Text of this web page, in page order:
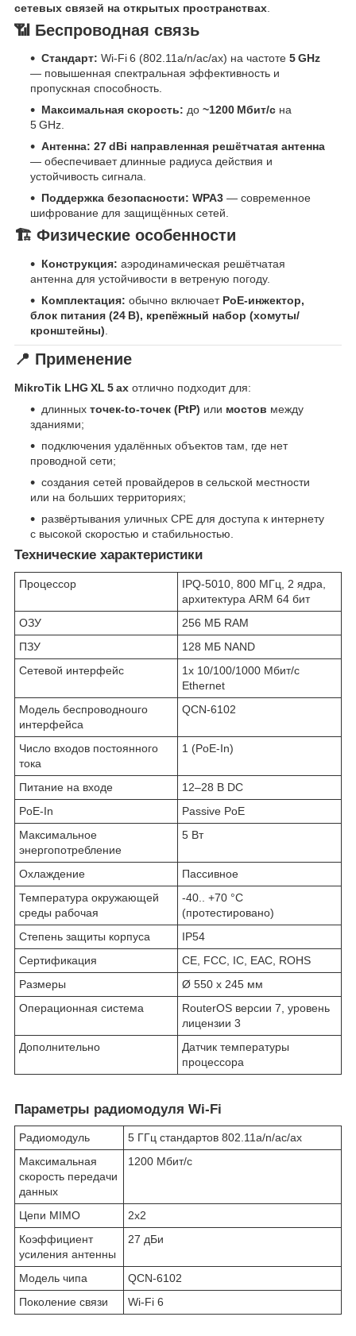
сетевых связей на открытых пространствах
📶 Беспроводная связь
Стандарт: Wi‑Fi 6 (802.11a/n/ac/ax) на частоте 5 GHz
— повышенная спектральная эффективность и
пропускная способность.
Максимальная скорость: до ~1200 Мбит/с на
5 GHz.
Антенна: 27 dBi направленная решётчатая антенна
— обеспечивает длинные радиуса действия и
устойчивость сигнала.
Поддержка безопасности: WPA3 — современное
шифрование для защищённых сетей.
🏗 Физические особенности
Конструкция: аэродинамическая решётчатая
антенна для устойчивости в ветреную погоду.
Комплектация: обычно включает PoE‑инжектор,
блок питания (24 В), крепёжный набор (хомуты/
кронштейны)
📍 Применение
MikroTik LHG XL 5 ax отлично подходит для:
длинных точек‑to‑точек (PtP) или мостов между
зданиями;
подключения удалённых объектов там, где нет
проводной сети;
создания сетей провайдеров в сельской местности
или на больших территориях;
развёртывания уличных CPE для доступа к интернету
с высокой скоростью и стабильностью.
Технические характеристики
Процессор
IPQ-5010, 800 MГц, 2 ядра,
архитектура ARM 64 бит
ОЗУ
256 МБ RAM
ПЗУ
128 МБ NAND
Сетевой интерфейс
1х 10/100/1000 Мбит/с
Ethernet
Модель беспроводноuго
интерфейса
QCN-6102
Число входов постоянного
тока
1 (PoE-In)
Питание на входе
12–28 В DC
PoE-In
Passive PoE
Максимальное
энергопотребление
5 Вт
Охлаждение
Пассивное
Температура окружающей
среды рабочая
-40.. +70 °C
(протестировано)
Степень защиты корпуса
IP54
Сертификация
CE, FCC, IC, EAC, ROHS
Размеры
Ø 550 x 245 мм
Операционная система
RouterOS версии 7, уровень
лицензии 3
Дополнительно
Датчик температуры
процессора
Параметры радиомодуля Wi-Fi
Радиомодуль
5 ГГц стандартов 802.11a/n/ac/ax
Максимальная
скорость передачи
данных
1200 Мбит/с
Цепи MIMO
2х2
Коэффициент
усиления антенны
27 дБи
Модель чипа
QCN-6102
Поколение связи
Wi-Fi 6